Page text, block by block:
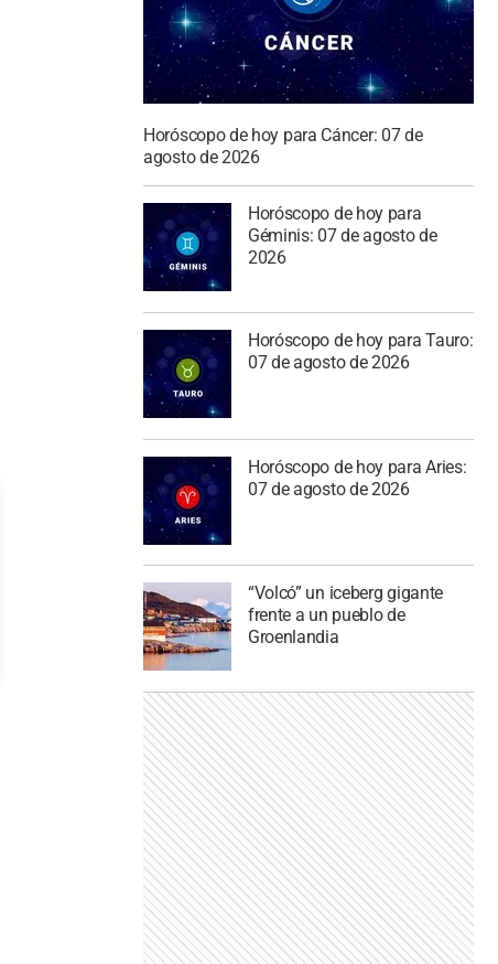
Horóscopo de hoy para Cáncer: 07 de
agosto de 2026
Horóscopo de hoy para
Géminis: 07 de agosto de
2026
Horóscopo de hoy para Tauro:
07 de agosto de 2026
Horóscopo de hoy para Aries:
07 de agosto de 2026
“Volcó” un iceberg gigante
frente a un pueblo de
Groenlandia